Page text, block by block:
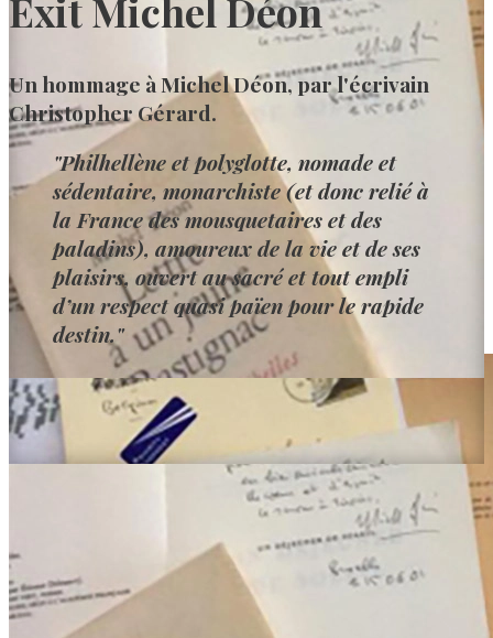
Exit Michel Déon
Un hommage à Michel Déon, par l'écrivain
Christopher Gérard.
"Philhellène et polyglotte, nomade et
sédentaire, monarchiste (et donc relié à
la France des mousquetaires et des
paladins), amoureux de la vie et de ses
plaisirs, ouvert au sacré et tout empli
d’un respect quasi païen pour le rapide
destin."